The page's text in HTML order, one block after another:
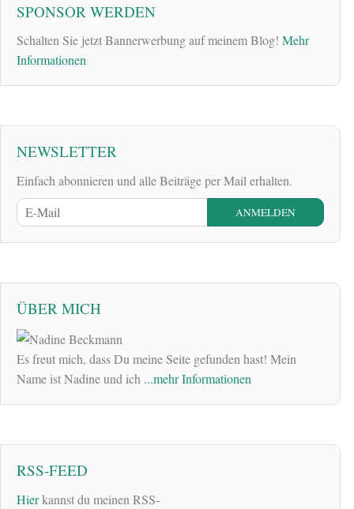
SPONSOR WERDEN
Schalten Sie jetzt Bannerwerbung auf meinem Blog! Mehr
Informationen
NEWSLETTER
Einfach abonnieren und alle Beiträge per Mail erhalten.
ÜBER MICH
Es freut mich, dass Du meine Seite gefunden hast! Mein
Name ist Nadine und ich ...mehr Informationen
RSS-FEED
Hierkannst du meinen RSS-